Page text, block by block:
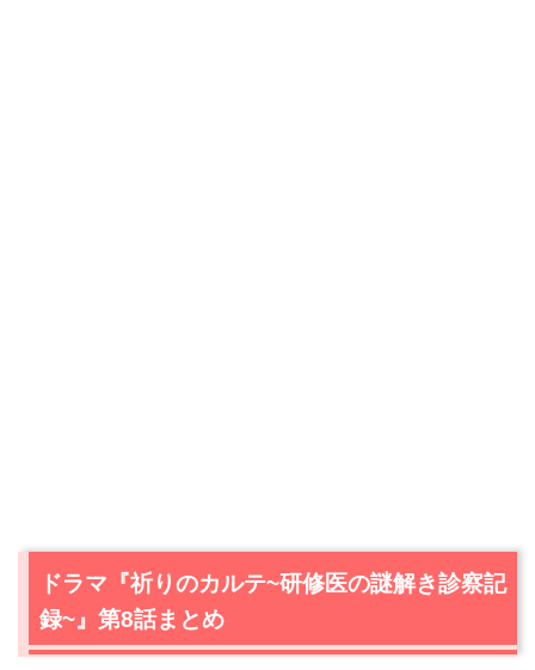
ドラマ『祈りのカルテ~研修医の謎解き診察記
録~』第8話まとめ